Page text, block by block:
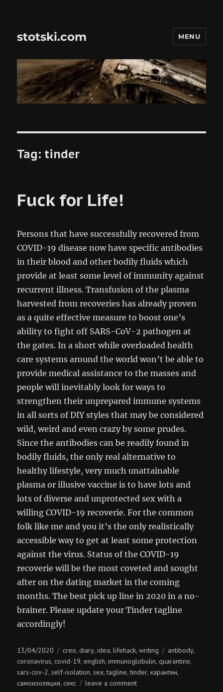
stotski.com MENU
Tag: tinder
Fuck for Life!
Persons that have successfully recovered from
COVID-19 disease now have specific antibodies
in their blood and other bodily fluids which
provide at least some level of immunity against
recurrent illness. Transfusion of the plasma
harvested from recoveries has already proven
as a quite effective measure to boost one’s
ability to fight off SARS-CoV-2 pathogen at
the gates. In a short while overloaded health
care systems around the world won’t be able to
provide medical assistance to the masses and
people will inevitably look for ways to
strengthen their unprepared immune systems
in all sorts of DIY styles that may be considered
wild, weird and even crazy by some prudes.
Since the antibodies can be readily found in
bodily fluids, the only real alternative to
healthy lifestyle, very much unattainable
plasma or illusive vaccine is to have lots and
lots of diverse and unprotected sex with a
willing COVID-19 recoverie. For the common
folk like me and you it’s the only realistically
accessible way to get at least some protection
against the virus. Status of the COVID-19
recoverie will be the most coveted and sought
after on the dating market in the coming
months. The best pick up line in 2020 in a no-
brainer. Please update your Tinder tagline
accordingly!
Posted
on
13/04/2020 Categories
creo,diary,idea,lifehack,writing Tags
antibody,
coronavirus,covid-19,english,immunoglobulin,quarantine,
sars-cov-2, self-isolation, sex,tagline,tinder,карантин,
самоизоляция,секс leave a commenton